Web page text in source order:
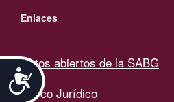
Accesibilidad
Enlaces
Datos abiertos de la SABG
Marco Jurídico